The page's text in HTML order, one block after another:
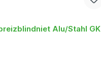
Alu/Stahl GK